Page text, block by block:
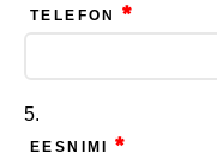
TELEFON*
EESNIMI*